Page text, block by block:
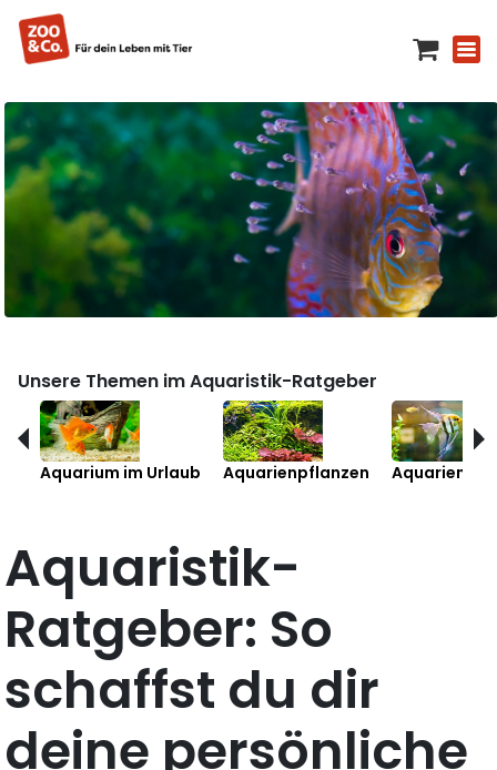
Unsere Themen im Aquaristik-Ratgeber
Aquarium im Urlaub Aquarienpflanzen
Aquaristik-
Ratgeber: So
schaffst du dir
deine persönliche